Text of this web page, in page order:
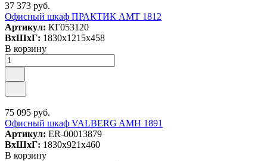
37 373 руб.
Офисный шкаф ПРАКТИК AMT 1812
Артикул: КГ053120
ВxШxГ: 1830x1215x458
В корзину
75 095 руб.
Офисный шкаф VALBERG AMH 1891
Артикул: ER-00013879
ВxШxГ: 1830x921x460
В корзину